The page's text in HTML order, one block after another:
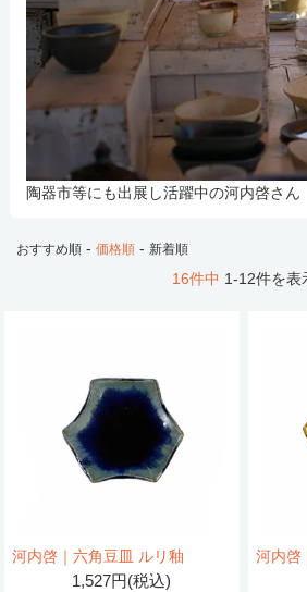
陶器市等にも出展し活躍中の河内啓さん
おすすめ順 - 価格順 - 新着順
16件中 1-12件を表
河内啓｜六角豆皿 ルリ釉
1,527円(税込)
河内啓